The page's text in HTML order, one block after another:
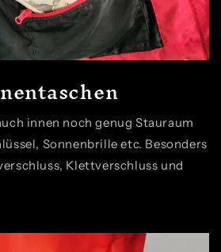
innen noch genug Stauraum
Sonnenbrille etc. Besonders
Klettverschluss und